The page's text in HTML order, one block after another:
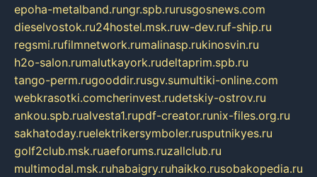
epoha-metalband.rungr.spb.rurusgosnews.com
dieselvostok.ru24hostel.msk.ruw-dev.ruf-ship.ru
regsmi.rufilmnetwork.rumalinasp.rukinosvin.ru
h2o-salon.rumalutkayork.rudeltaprim.spb.ru
tango-perm.rugooddir.rusgv.sumultiki-online.com
webkrasotki.comcherinvest.rudetskiy-ostrov.ru
ankou.spb.rualvesta1.rupdf-creator.runix-files.org.ru
sakhatoday.ruelektrikersymboler.rusputnikyes.ru
golf2club.msk.ruaeforums.ruzallclub.ru
multimodal.msk.ruhabaigry.ruhaikko.rusobakopedia.ru